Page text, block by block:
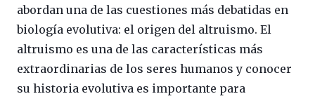
abordan una de las cuestiones más debatidas en
biología evolutiva: el origen del altruismo. El
altruismo es una de las características más
extraordinarias de los seres humanos y conocer
su historia evolutiva es importante para